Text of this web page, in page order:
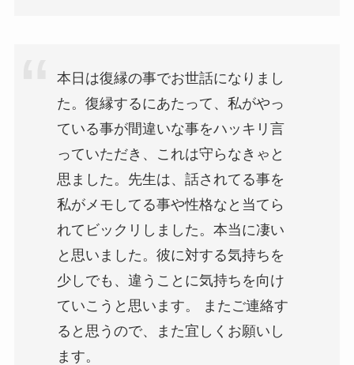
本日は復縁の事でお世話になりまし
た。復縁するにあたって、私がやっ
ている事が間違いな事をハッキリ言
っていただき、これは守らなきゃと
思ました。先生は、話されてる事を
私がメモしてる事や性格なと当てら
れてビックリしました。本当に凄い
と思いました。彼に対する気持ちを
少しでも、違うことに気持ちを向け
ていこうと思います。 またご連絡す
ると思うので、また宜しくお願いし
ます。